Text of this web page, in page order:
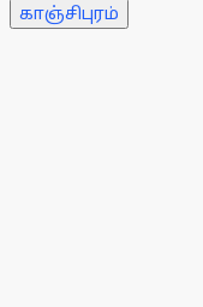
காஞ்சிபுரம்